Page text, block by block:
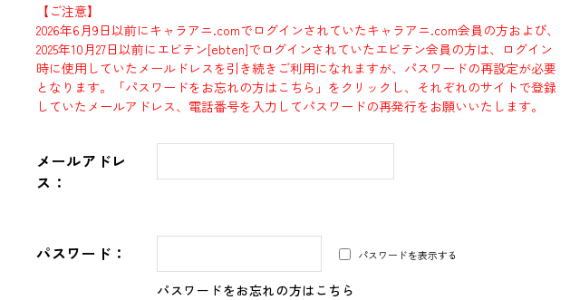
【ご注意】
2026年6月9日以前にキャラアニ.comでログインされていたキャラアニ.com会員の方および、
2025年10月27日以前にエビテン[ebten]でログインされていたエビテン会員の方は、ログイン
時に使用していたメールドレスを引き続きご利用になれますが、パスワードの再設定が必要
となります。「パスワードをお忘れの方はこちら」をクリックし、それぞれのサイトで登録
していたメールアドレス、電話番号を入力してパスワードの再発行をお願いいたします。
メールアドレ
ス：
パスワード： パスワードを表示する
パスワードをお忘れの方はこちら